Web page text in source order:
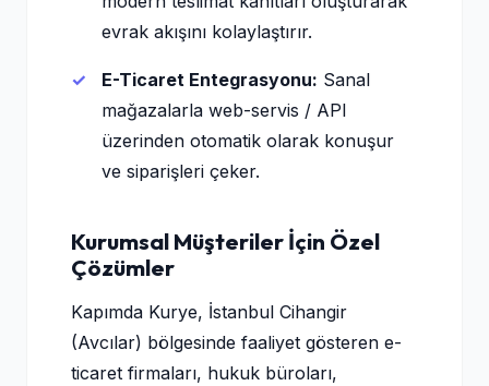
evrak akışını kolaylaştırır.
E-Ticaret Entegrasyonu: Sanal
mağazalarla web-servis / API
üzerinden otomatik olarak konuşur
ve siparişleri çeker.
Kurumsal Müşteriler İçin Özel
Çözümler
Kapımda Kurye, İstanbul Cihangir
(Avcılar) bölgesinde faaliyet gösteren e-
ticaret firmaları, hukuk büroları,